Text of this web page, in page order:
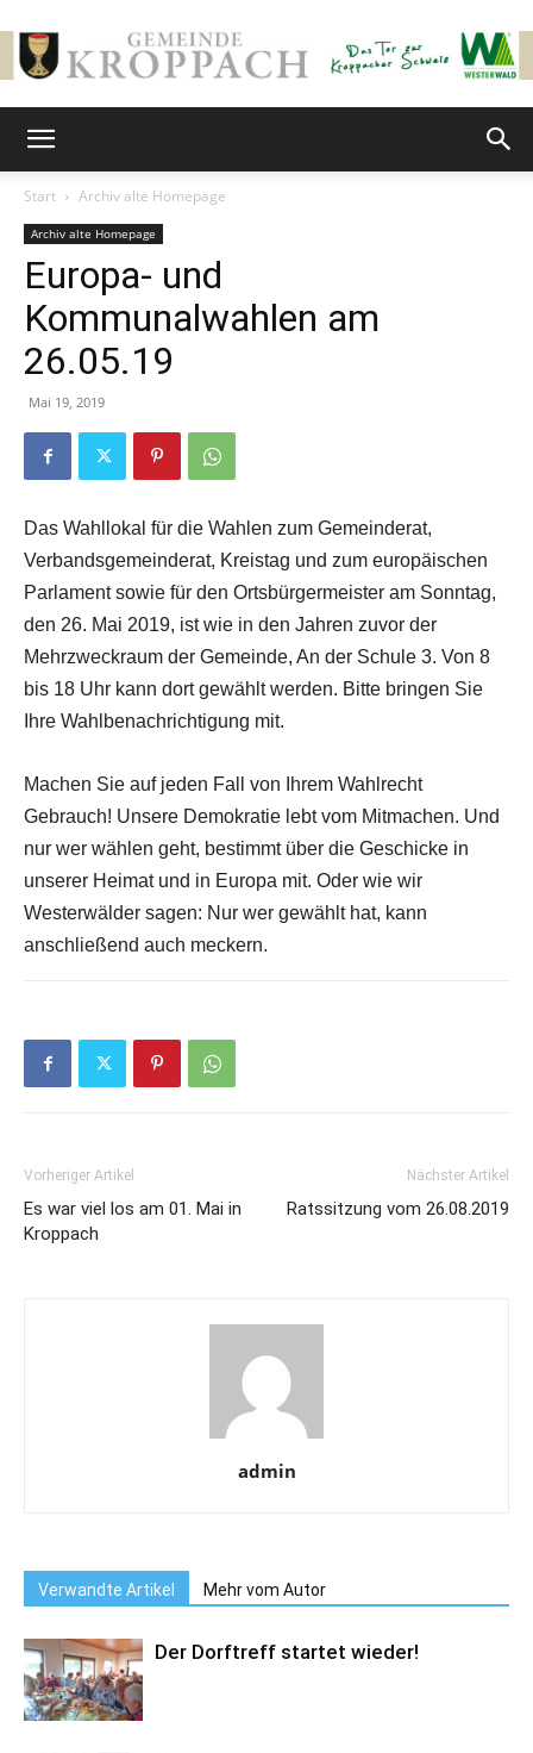
Start Archiv alte Homepage
Archiv alte Homepage
Europa- und
Kommunalwahlen am
26.05.19
Mai 19, 2019
Das Wahllokal für die Wahlen zum Gemeinderat,
Verbandsgemeinderat, Kreistag und zum europäischen
Parlament sowie für den Ortsbürgermeister am Sonntag,
den 26. Mai 2019, ist wie in den Jahren zuvor der
Mehrzweckraum der Gemeinde, An der Schule 3. Von 8
bis 18 Uhr kann dort gewählt werden. Bitte bringen Sie
Ihre Wahlbenachrichtigung mit.
Machen Sie auf jeden Fall von Ihrem Wahlrecht
Gebrauch! Unsere Demokratie lebt vom Mitmachen. Und
nur wer wählen geht, bestimmt über die Geschicke in
unserer Heimat und in Europa mit. Oder wie wir
Westerwälder sagen: Nur wer gewählt hat, kann
anschließend auch meckern.
Vorheriger Artikel
Es war viel los am 01. Mai in
Kroppach
Nächster Artikel
Ratssitzung vom 26.08.2019
admin
Verwandte Artikel Mehr vom Autor
Der Dorftreff startet wieder!